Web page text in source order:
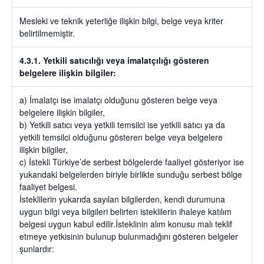
Mesleki ve teknik yeterliğe ilişkin bilgi, belge veya kriter
belirtilmemiştir.
4.3.1. Yetkili satıcılığı veya imalatçılığı gösteren
belgelere ilişkin bilgiler:
a) İmalatçı ise imalatçı olduğunu gösteren belge veya
belgelere ilişkin bilgiler,
b) Yetkili satıcı veya yetkili temsilci ise yetkili satıcı ya da
yetkili temsilci olduğunu gösteren belge veya belgelere
ilişkin bilgiler,
c) İstekli Türkiye’de serbest bölgelerde faaliyet gösteriyor ise
yukarıdaki belgelerden biriyle birlikte sunduğu serbest bölge
faaliyet belgesi.
İsteklilerin yukarıda sayılan bilgilerden, kendi durumuna
uygun bilgi veya bilgileri belirten isteklilerin ihaleye katılım
belgesi uygun kabul edilir.İsteklinin alım konusu malı teklif
etmeye yetkisinin bulunup bulunmadığını gösteren belgeler
şunlardır: